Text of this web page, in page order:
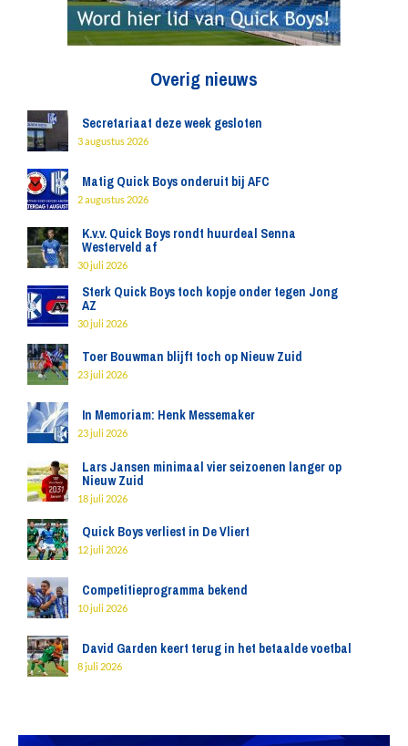
Overig nieuws
Secretariaat deze week gesloten
3 augustus 2026
Matig Quick Boys onderuit bij AFC
2 augustus 2026
K.v.v. Quick Boys rondt huurdeal Senna
Westerveld af
30 juli 2026
Sterk Quick Boys toch kopje onder tegen Jong
AZ
30 juli 2026
Toer Bouwman blijft toch op Nieuw Zuid
23 juli 2026
In Memoriam: Henk Messemaker
23 juli 2026
Lars Jansen minimaal vier seizoenen langer op
Nieuw Zuid
18 juli 2026
Quick Boys verliest in De Vliert
12 juli 2026
Competitieprogramma bekend
10 juli 2026
David Garden keert terug in het betaalde voetbal
8 juli 2026